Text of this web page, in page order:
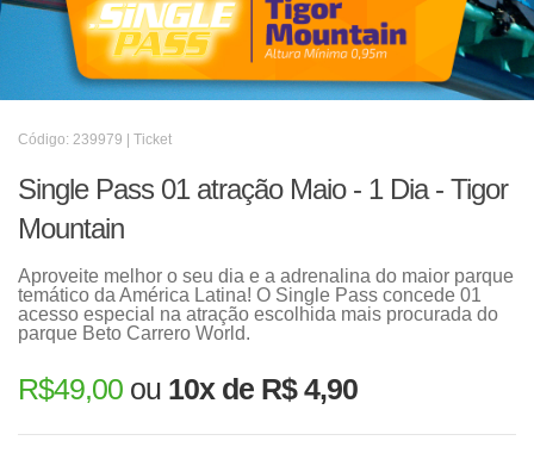
Código: 239979 | Ticket
Single Pass 01 atração Maio - 1 Dia - Tigor
Mountain
Aproveite melhor o seu dia e a adrenalina do maior parque
temático da América Latina! O Single Pass concede 01
acesso especial na atração escolhida mais procurada do
parque Beto Carrero World.
R$49,00 ou 10x de R$ 4,90